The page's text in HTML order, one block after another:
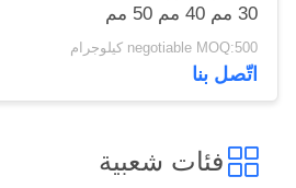
30 مم 40 مم 50 مم
negotiable MOQ:500 كيلوجرام
اتّصل بنا
فئات شعبية